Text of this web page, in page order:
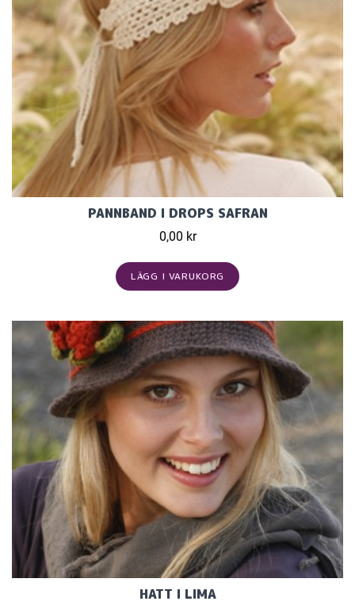
PANNBAND I DROPS SAFRAN
0,00 kr
LÄGG I VARUKORG
HATT I LIMA